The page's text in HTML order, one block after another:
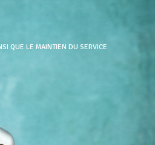
QUE LE MAINTIEN DU SERVICE